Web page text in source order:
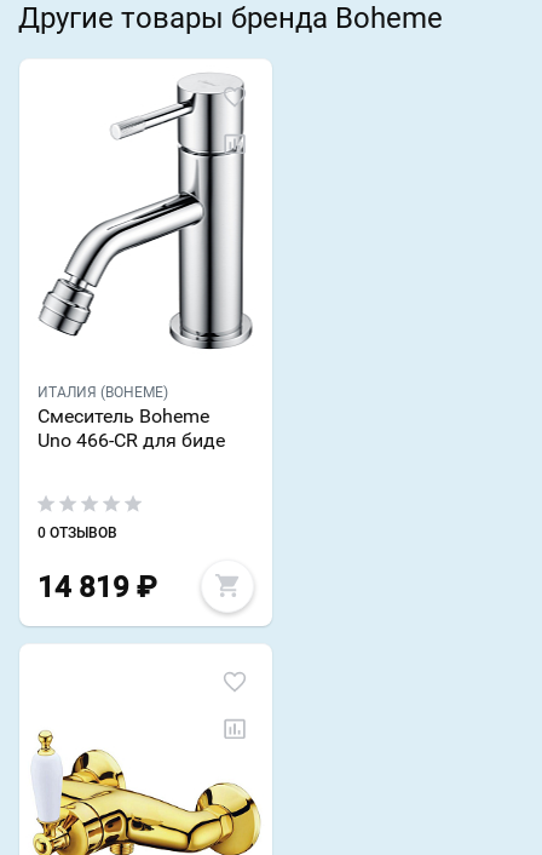
Другие товары бренда Boheme
ИТАЛИЯ (BOHEME)
Смеситель Boheme
Uno 466-CR для биде
0 ОТЗЫВОВ
14 819 ₽